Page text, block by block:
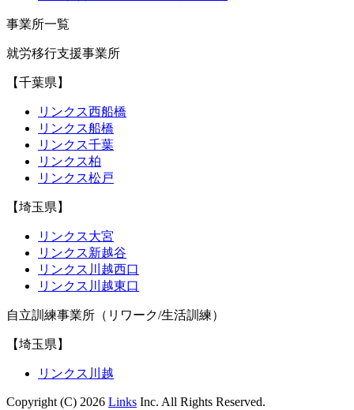
事業所一覧
就労移行支援事業所
【千葉県】
リンクス西船橋
リンクス船橋
リンクス千葉
リンクス柏
リンクス松戸
【埼玉県】
リンクス大宮
リンクス新越谷
リンクス川越西口
リンクス川越東口
自立訓練事業所（リワーク/生活訓練）
【埼玉県】
リンクス川越
Copyright (C) 2026 Links Inc. All Rights Reserved.